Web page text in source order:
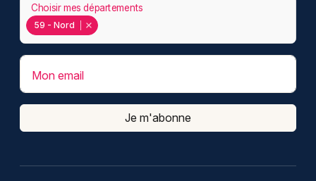
59 - Nord
Choisir mes départements
Mon email
Je m'abonne